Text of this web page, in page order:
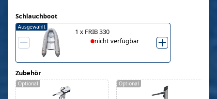
Schlauchboot
1 x FRIB 330
nicht verfügbar
Ausgewählt
Zubehör
Optional Optional